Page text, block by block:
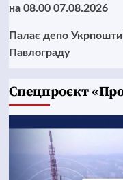
на 08.00 07.08.2026
Палає депо
Павлограду
Cпецпроєкт